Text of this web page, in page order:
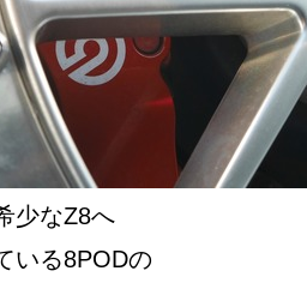
少なZ8へ
いる8PODの